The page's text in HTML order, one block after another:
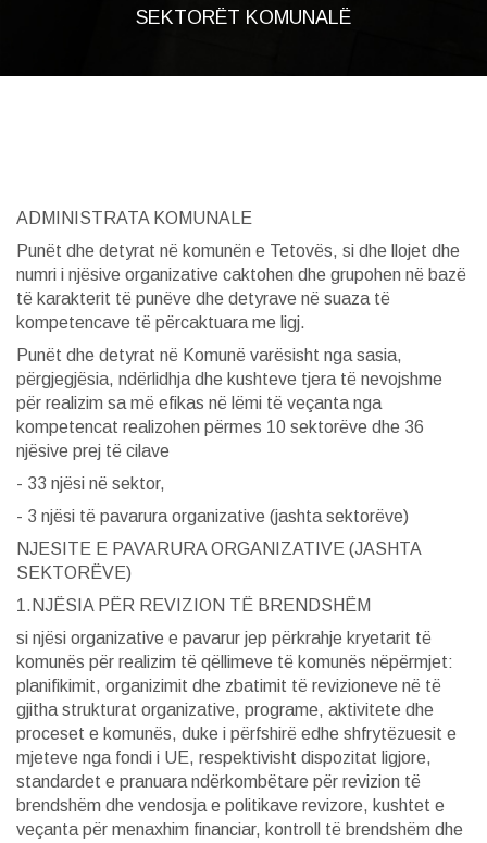
SEKTORËT KOMUNALË
ADMINISTRATA KOMUNALE
Punët dhe detyrat në komunën e Tetovës, si dhe llojet dhe
numri i njësive organizative caktohen dhe grupohen në bazë
të karakterit të punëve dhe detyrave në suaza të
kompetencave të përcaktuara me ligj.
Punët dhe detyrat në Komunë varësisht nga sasia,
përgjegjësia, ndërlidhja dhe kushteve tjera të nevojshme
për realizim sa më efikas në lëmi të veçanta nga
kompetencat realizohen përmes 10 sektorëve dhe 36
njësive prej të cilave
- 33 njësi në sektor,
- 3 njësi të pavarura organizative (jashta sektorëve)
NJESITE E PAVARURA ORGANIZATIVE (JASHTA
SEKTORËVE)
1.NJËSIA PËR REVIZION TË BRENDSHËM
si njësi organizative e pavarur jep përkrahje kryetarit të
komunës për realizim të qëllimeve të komunës nëpërmjet:
planifikimit, organizimit dhe zbatimit të revizioneve në të
gjitha strukturat organizative, programe, aktivitete dhe
proceset e komunës, duke i përfshirë edhe shfrytëzuesit e
mjeteve nga fondi i UE, respektivisht dispozitat ligjore,
standardet e pranuara ndërkombëtare për revizion të
brendshëm dhe vendosja e politikave revizore, kushtet e
veçanta për menaxhim financiar, kontroll të brendshëm dhe